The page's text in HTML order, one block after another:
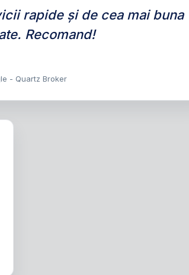
rapide și de cea mai buna
Recomand!
- Quartz Broker